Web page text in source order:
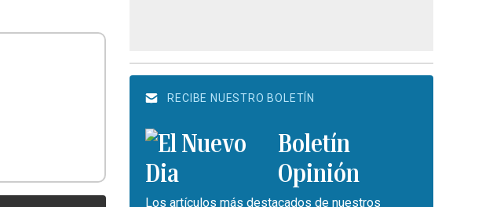
RECIBE NUESTRO BOLETÍN
Boletín
Opinión
Los artículos más destacados de nuestros